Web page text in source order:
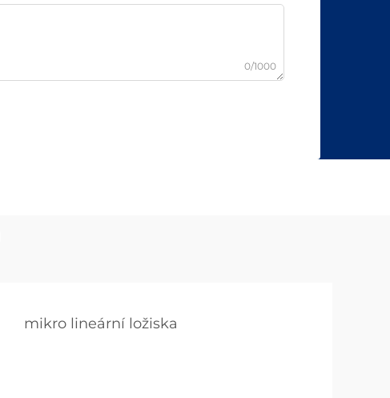
0/1000
mikro lineární ložiska